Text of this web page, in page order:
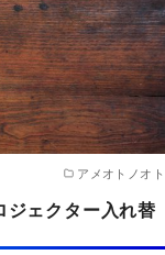
アメオトノオト
ジェクター入れ替